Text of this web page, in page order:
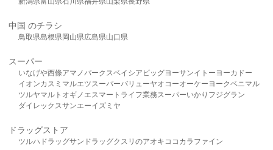
中国 のチラシ
鳥取県島根県岡山県広島県山口県
スーパー
いなげや西條アマノパークスベイシア ビッグヨーサンイトーヨーカドー
イオンカスミ マルエツスーパーバリューヤオコーオーケー ヨークベニマル
ツルヤマルト オギノ エスマート ライフ業務スーパーいかり フジグラン
ダイレックスサンエーイズミヤ
ドラッグストア
ツルハドラッグサンドラッグクスリのアオキ ココカラファイン